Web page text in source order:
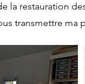
la restauration
transmettre ma